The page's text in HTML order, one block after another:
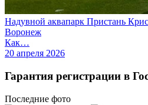
Надувной аквапарк Пристань
Воронеж
Как…
20 апреля 2026
Гарантия регистрации в
Последние фото